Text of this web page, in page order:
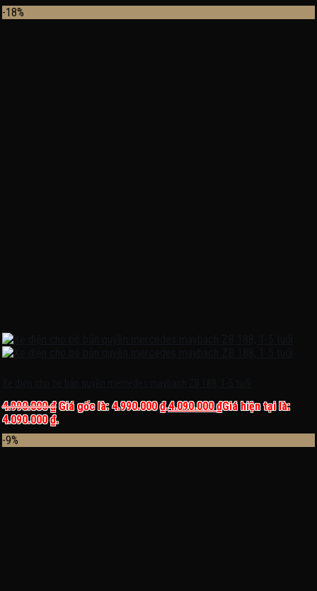
-18%
4.990.000₫ Giá gốc là: 4.990.000 ₫.4.090.000₫Giá hiện tại là:
4.090.000 ₫.
-9%